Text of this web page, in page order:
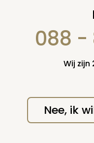
Eerste
Europa
dinsdag 12
Vanaf 2 november
088 -
Wij
Nee, ik